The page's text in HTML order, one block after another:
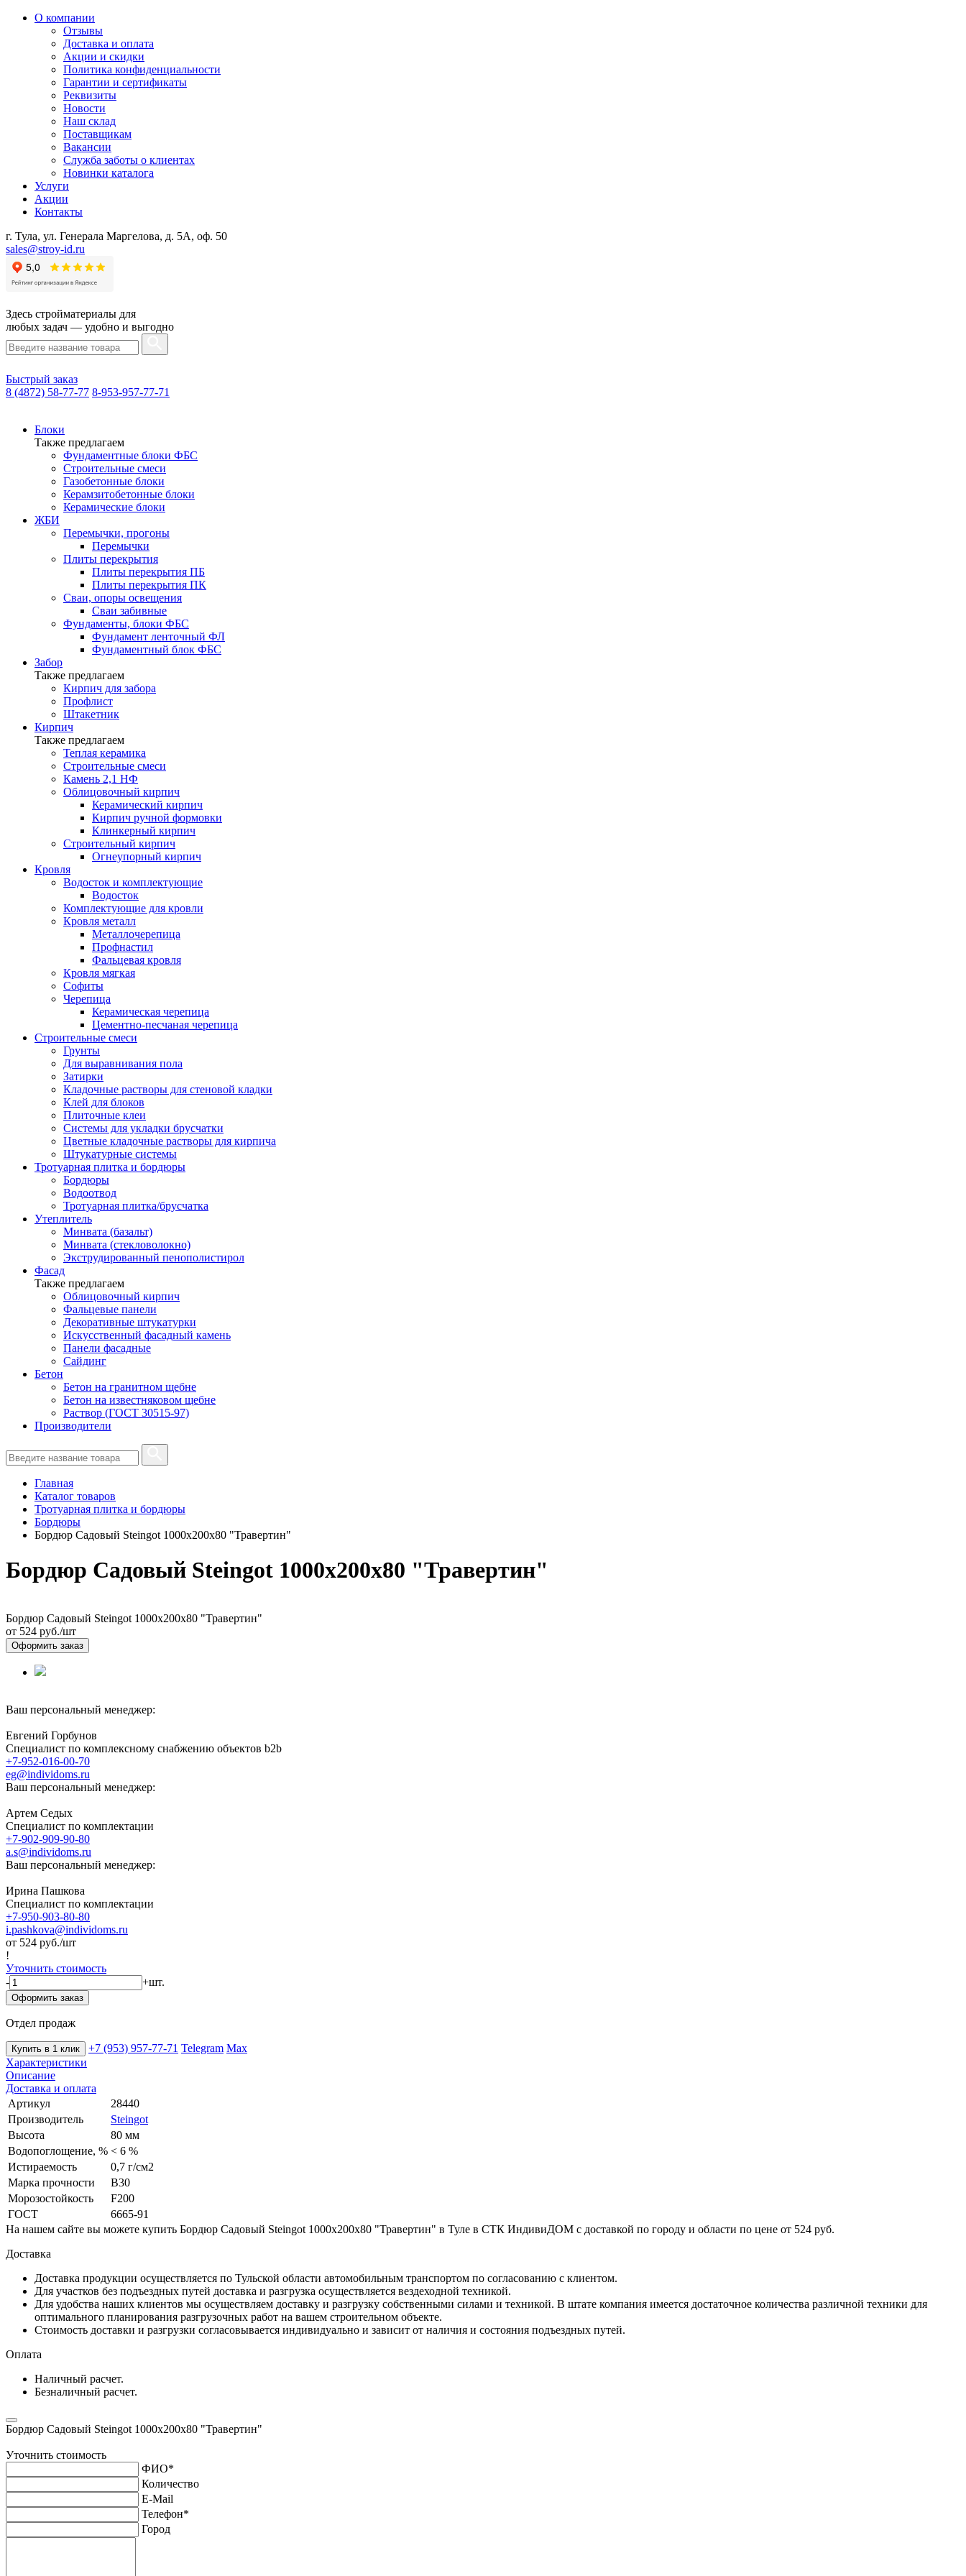
О компании
Отзывы
Доставка и оплата
Акции и скидки
Политика конфиденциальности
Гарантии и сертификаты
Реквизиты
Новости
Наш склад
Поставщикам
Вакансии
Служба заботы о клиентах
Новинки каталога
Услуги
Акции
Контакты
г. Тула, ул. Генерала Маргелова, д. 5А, оф. 50
sales@stroy-id.ru
Здесь стройматериалы для
любых задач — удобно и выгодно
Быстрый заказ
8 (4872) 58-77-77 8-953-957-77-71
Блоки
Также предлагаем
Фундаментные блоки ФБС
Строительные смеси
Газобетонные блоки
Керамзитобетонные блоки
Керамические блоки
ЖБИ
Перемычки, прогоны
Перемычки
Плиты перекрытия
Плиты перекрытия ПБ
Плиты перекрытия ПК
Сваи, опоры освещения
Сваи забивные
Фундаменты, блоки ФБС
Фундамент ленточный ФЛ
Фундаментный блок ФБС
Забор
Также предлагаем
Кирпич для забора
Профлист
Штакетник
Кирпич
Также предлагаем
Теплая керамика
Строительные смеси
Камень 2,1 НФ
Облицовочный кирпич
Керамический кирпич
Кирпич ручной формовки
Клинкерный кирпич
Строительный кирпич
Огнеупорный кирпич
Кровля
Водосток и комплектующие
Водосток
Комплектующие для кровли
Кровля металл
Металлочерепица
Профнастил
Фальцевая кровля
Кровля мягкая
Софиты
Черепица
Керамическая черепица
Цементно-песчаная черепица
Строительные смеси
Грунты
Для выравнивания пола
Затирки
Кладочные растворы для стеновой кладки
Клей для блоков
Плиточные клеи
Системы для укладки брусчатки
Цветные кладочные растворы для кирпича
Штукатурные системы
Тротуарная плитка и бордюры
Бордюры
Водоотвод
Тротуарная плитка/брусчатка
Утеплитель
Минвата (базальт)
Минвата (стекловолокно)
Экструдированный пенополистирол
Фасад
Также предлагаем
Облицовочный кирпич
Фальцевые панели
Декоративные штукатурки
Искусственный фасадный камень
Панели фасадные
Сайдинг
Бетон
Бетон на гранитном щебне
Бетон на известняковом щебне
Раствор (ГОСТ 30515-97)
Производители
Главная
Каталог товаров
Тротуарная плитка и бордюры
Бордюры
Бордюр Садовый Steingot 1000х200х80 "Травертин"
Бордюр Садовый Steingot 1000х200х80 "Травертин"
Бордюр Садовый Steingot 1000х200х80 "Травертин"
от 524 руб./шт
Оформить заказ
Ваш персональный менеджер:
Евгений Горбунов
Специалист по комплексному снабжению объектов b2b
+7-952-016-00-70
eg@individoms.ru
Ваш персональный менеджер:
Артем Седых
Специалист по комплектации
+7-902-909-90-80
a.s@individoms.ru
Ваш персональный менеджер:
Ирина Пашкова
Специалист по комплектации
+7-950-903-80-80
i.pashkova@individoms.ru
от 524 руб./шт
!
Уточнить стоимость
-
+шт.
Оформить заказ
Отдел продаж
Купить в 1 клик +7 (953) 957-77-71 Telegram Max
Характеристики
Описание
Доставка и оплата
Артикул
28440
Производитель
Steingot
Высота
80 мм
Водопоглощение, % < 6 %
Истираемость
0,7 г/см2
Марка прочности
B30
Морозостойкость
F200
ГОСТ
6665-91
На нашем сайте вы можете купить Бордюр Садовый Steingot 1000х200х80 "Травертин" в Туле в СТК ИндивиДОМ с доставкой по городу и области по цене от 524 руб.
Доставка
Доставка продукции осуществляется по Тульской области автомобильным транспортом по согласованию с клиентом.
Для участков без подъездных путей доставка и разгрузка осуществляется вездеходной техникой.
Для удобства наших клиентов мы осуществляем доставку и разгрузку собственными силами и техникой. В штате компания имеется достаточное количества различной техники для
оптимального планирования разгрузочных работ на вашем строительном объекте.
Стоимость доставки и разгрузки согласовывается индивидуально и зависит от наличия и состояния подъездных путей.
Оплата
Наличный расчет.
Безналичный расчет.
Бордюр Садовый Steingot 1000х200х80 "Травертин"
Уточнить стоимость
ФИО*
Количество
E-Mail
Телефон*
Город